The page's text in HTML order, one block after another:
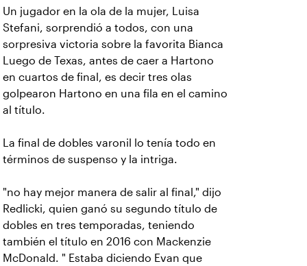
Un jugador en la ola de la mujer, Luisa
Stefani, sorprendió a todos, con una
sorpresiva victoria sobre la favorita Bianca
Luego de Texas, antes de caer a Hartono
en cuartos de final, es decir tres olas
golpearon Hartono en una fila en el camino
al título.
La final de dobles varonil lo tenía todo en
términos de suspenso y la intriga.
"no hay mejor manera de salir al final," dijo
Redlicki, quien ganó su segundo título de
dobles en tres temporadas, teniendo
también el título en 2016 con Mackenzie
McDonald. " Estaba diciendo Evan que